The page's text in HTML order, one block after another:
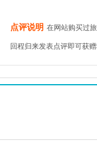
点评说明 在网站购买过
回程归来发表点评即可获